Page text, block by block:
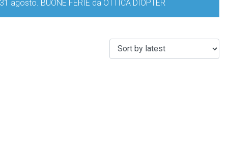
BUONE FERIE da OTTICA DIOPTER